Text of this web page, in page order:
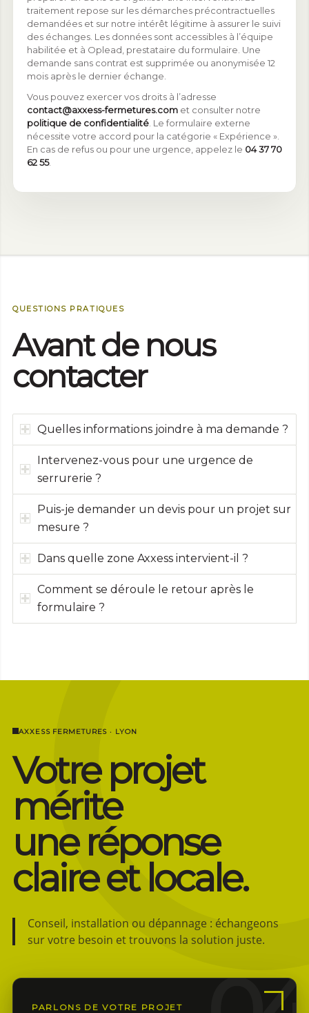
traitement repose sur les démarches précontractuelles
demandées et sur notre intérêt légitime à assurer le suivi
des échanges. Les données sont accessibles à l’équipe
habilitée et à Oplead, prestataire du formulaire. Une
demande sans contrat est supprimée ou anonymisée 12
mois après le dernier échange.
Vous pouvez exercer vos droits à l’adresse
contact@axxess-fermetures.com et consulter notre
politique de confidentialité . Le formulaire externe
nécessite votre accord pour la catégorie « Expérience ».
En cas de refus ou pour une urgence, appelez le 04 37 70
62 55.
QUESTIONS PRATIQUES
Avant de nous
contacter
Quelles informations joindre à ma demande ?
Intervenez-vous pour une urgence de
serrurerie ?
Puis-je demander un devis pour un projet sur
mesure ?
Dans quelle zone Axxess intervient-il ?
Comment se déroule le retour après le
formulaire ?
AXXESS FERMETURES · LYON
Votre projet
mérite
une réponse
claire et locale.
Conseil, installation ou dépannage : échangeons
sur votre besoin et trouvons la solution juste.
PARLONS DE VOTRE PROJET